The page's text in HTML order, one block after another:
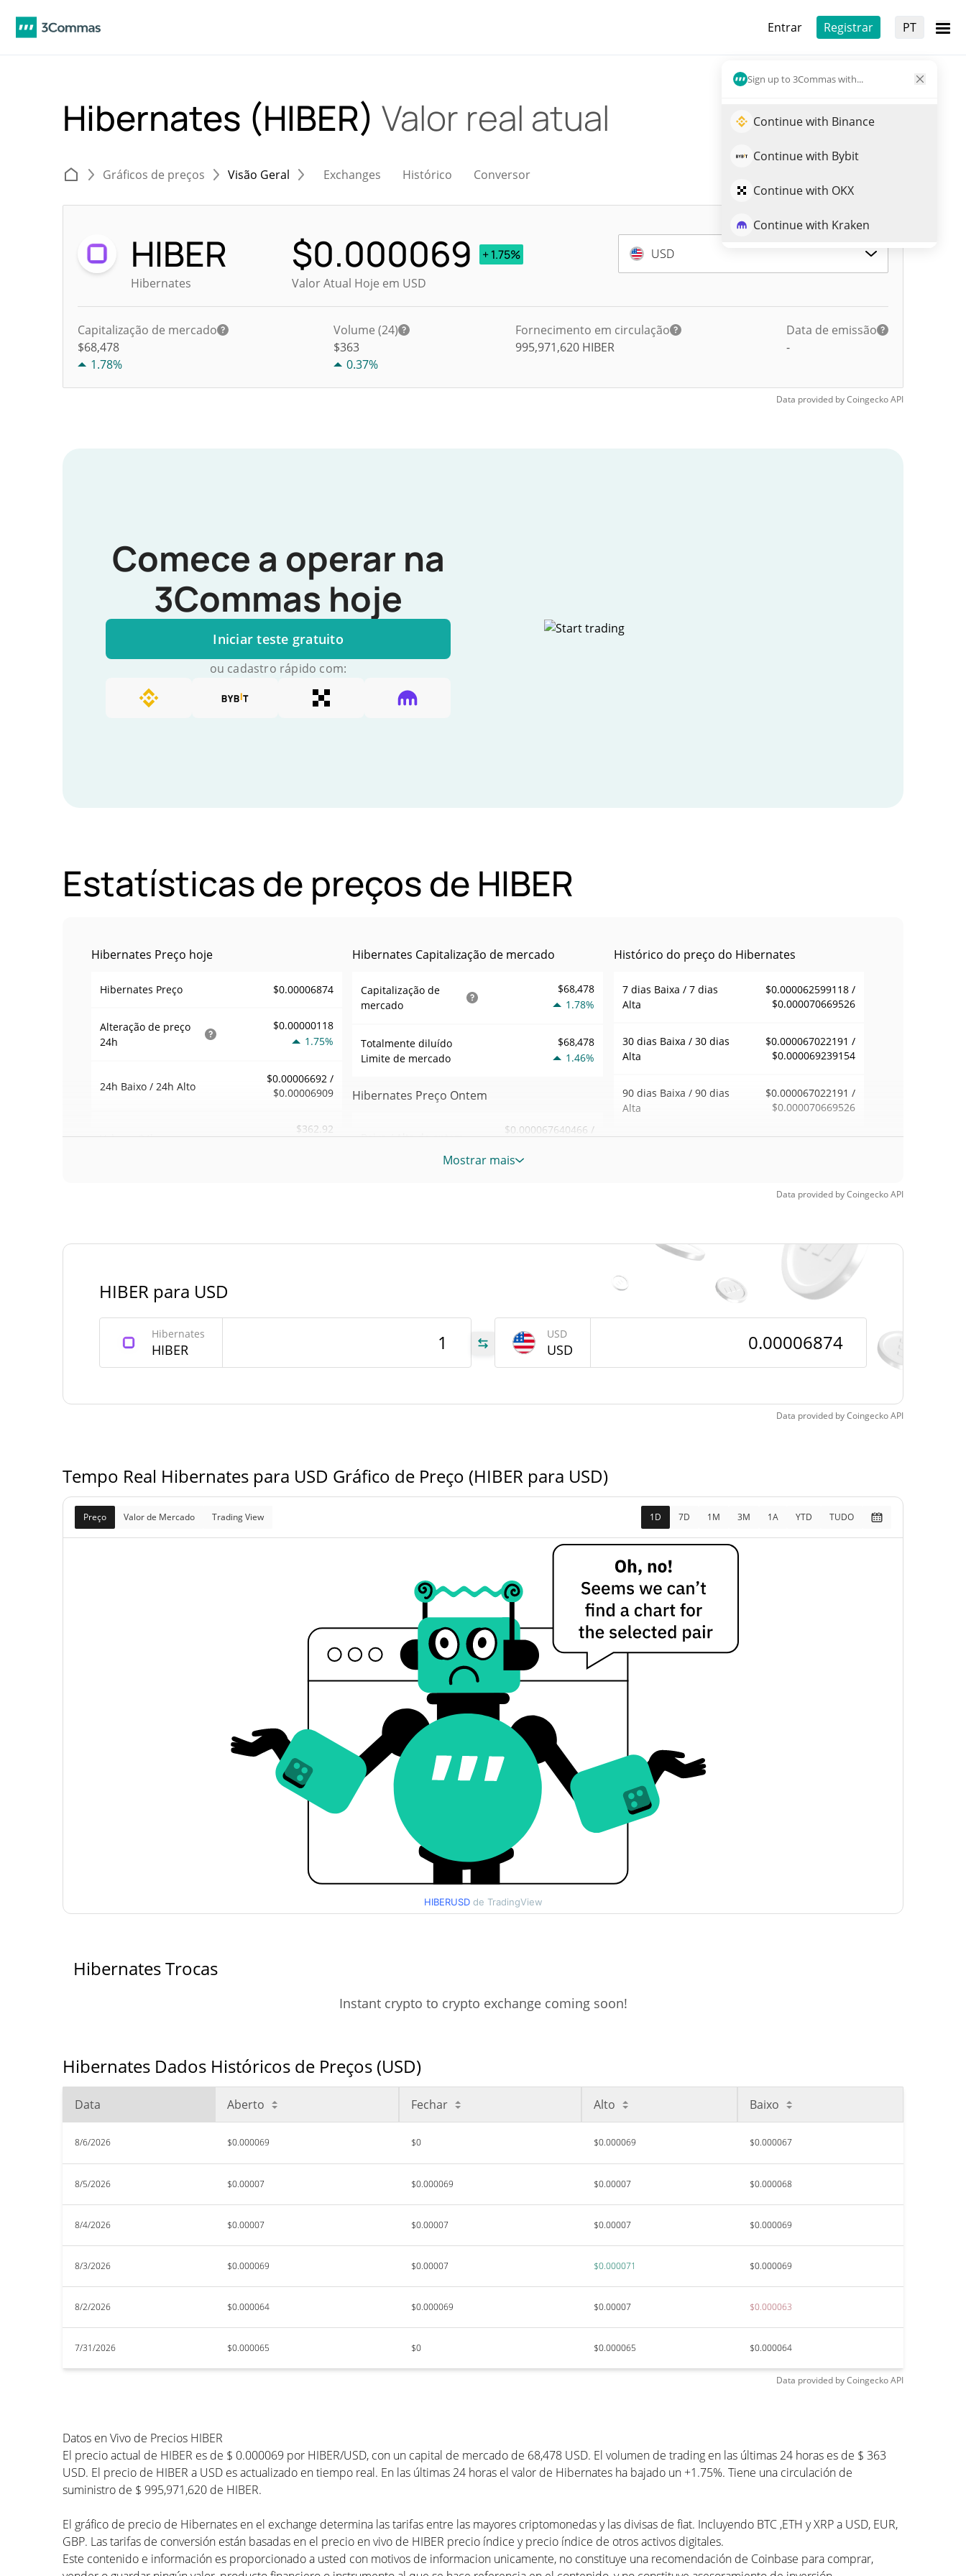
Entrar Registrar PT
Sign up to 3Commas with...
Continue with Binance
Continue with Bybit
Continue with OKX
Continue with Kraken
Hibernates (HIBER) Valor real atual
Gráficos de preços Visão Geral Exchanges Histórico Conversor
HIBER
Hibernates
$0.000069
+ 1.75%
Valor Atual Hoje em USD
USD
Capitalização de mercado
$68,478
1.78%
Volume (24)
$363
0.37%
Fornecimento em circulação
995,971,620 HIBER
Data de emissão
-
Data provided byCoingeckoAPI
Comece a operar na
3Commas hoje
Iniciar teste gratuito
ou cadastro rápido com:
Estatísticas de preços de HIBER
Hibernates Preço hoje
Hibernates Preço $0.00006874
Alteração de preço
24h
$0.00000118
1.75%
24h Baixo / 24h Alto
$0.00006692 /
$0.00006909
Volume24h
$362.92
Fornecimento de Hibernates
Fornecimento em
Hibernates Capitalização de mercado
Capitalização de
mercado
$68,478
1.78%
Totalmente diluído
Limite de mercado
$68,478
1.46%
Hibernates Preço Ontem
Baixa / Alta de ontem
$0.000067640466 /
Histórico do preço do Hibernates
7 dias Baixa / 7 dias
Alta
$0.000062599118 /
$0.000070669526
30 dias Baixa / 30 dias
Alta
$0.000067022191 /
$0.000069239154
90 dias Baixa / 90 dias
Alta
$0.000067022191 /
$0.000070669526
Baixa de todos os
tempos
Jun 6, 2026 (2 meses atrás)
$0.00004454
54.32%
Mostrar mais
Data provided byCoingeckoAPI
HIBER para USD
Hibernates
HIBER
USD
USD
Data provided byCoingeckoAPI
Tempo Real Hibernates para USD Gráfico de Preço (HIBER para USD)
Preço Valor de Mercado Trading View 1D 7D 1M 3M 1A YTD TUDO
HIBERUSD de TradingView
Hibernates Trocas
Instant crypto to crypto exchange coming soon!
Hibernates Dados Históricos de Preços (USD)
Data Aberto Fechar Alto Baixo
8/6/2026 $0.000069 $0 $0.000069 $0.000067
8/5/2026 $0.00007 $0.000069 $0.00007 $0.000068
8/4/2026 $0.00007 $0.00007 $0.00007 $0.000069
8/3/2026 $0.000069 $0.00007 $0.000071 $0.000069
8/2/2026 $0.000064 $0.000069 $0.00007 $0.000063
7/31/2026 $0.000065 $0 $0.000065 $0.000064
Data provided byCoingeckoAPI
Datos en Vivo de Precios HIBER
El precio actual de HIBER es de $ 0.000069 por HIBER/USD, con un capital de mercado de 68,478 USD. El volumen de trading en las últimas 24 horas es de $ 363
USD. El precio de HIBER a USD es actualizado en tiempo real. En las últimas 24 horas el valor de Hibernates ha bajado un +1.75%. Tiene una circulación de
suministro de $ 995,971,620 de HIBER.
El gráfico de precio de Hibernates en el exchange determina las tarifas entre las mayores criptomonedas y las divisas de fiat. Incluyendo BTC ,ETH y XRP a USD, EUR,
GBP. Las tarifas de conversión están basadas en el precio en vivo de HIBER precio índice y precio índice de otros activos digitales.
Este contenido e información es proporcionado a usted con motivos de informacion unicamente, no constituye una recomendación de Coinbase para comprar,